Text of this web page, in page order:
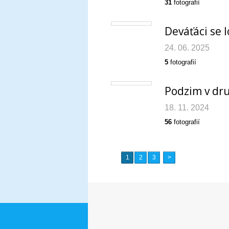
31 fotografií
Deváťáci se
24. 06. 2025
5 fotografií
Podzim v
18. 11. 2024
56 fotografií
1 2 3